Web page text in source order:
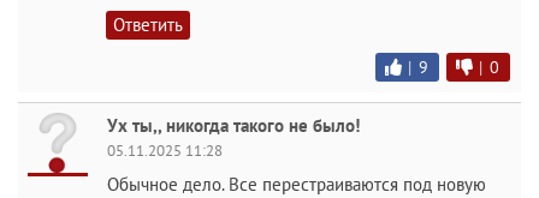
Ответить
| 9 | 0
Ух ты,, никогда такого не было!
05.11.2025 11:28
Обычное дело. Все перестраиваются под новую